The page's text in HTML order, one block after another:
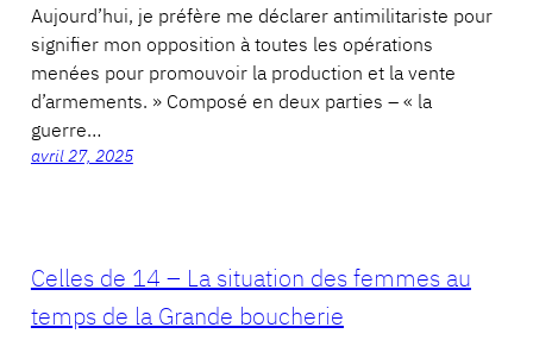
Aujourd’hui, je préfère me déclarer antimilitariste pour
signifier mon opposition à toutes les opérations
menées pour promouvoir la production et la vente
d’armements. » Composé en deux parties – « la
guerre…
avril 27, 2025
Celles de 14 – La situation des femmes au
temps de la Grande boucherie